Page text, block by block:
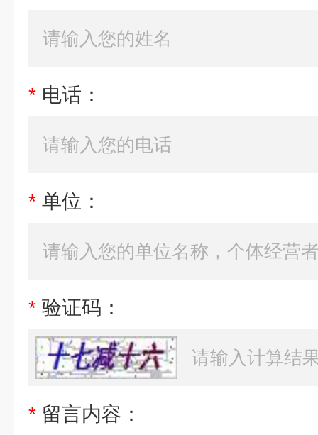
* 电话：
* 单位：
* 验证码：
* 留言内容：